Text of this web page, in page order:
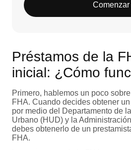
Comenzar
Préstamos de la
inicial: ¿Cómo
Primero, hablemos un poco
FHA. Cuando decides obtener
por medio del Departamento de
Urbano (HUD) y la
debes obtenerlo de un
FHA.